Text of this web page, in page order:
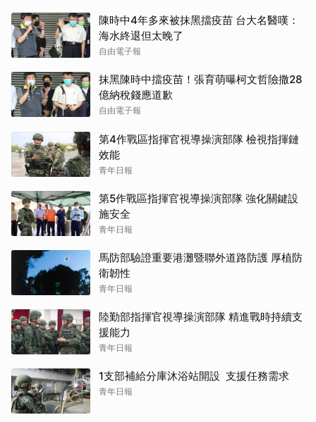
陳時中4年多來被抹黑擋疫苗 台大名醫嘆：
海水終退但太晚了
自由電子報
抹黑陳時中擋疫苗！張育萌曝柯文哲險撒28
億納稅錢應道歉
自由電子報
第4作戰區指揮官視導操演部隊 檢視指揮鏈
效能
青年日報
第5作戰區指揮官視導操演部隊 強化關鍵設
施安全
青年日報
馬防部驗證重要港灘暨聯外道路防護 厚植防
衛韌性
青年日報
陸勤部指揮官視導操演部隊 精進戰時持續支
援能力
青年日報
1支部補給分庫沐浴站開設 支援任務需求
青年日報